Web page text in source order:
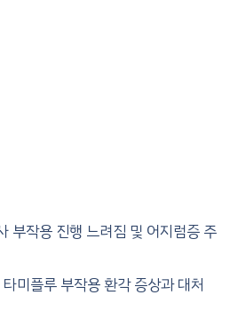
부작용 진행 느려짐 및 어지럼증 주
미플루 부작용 환각 증상과 대처